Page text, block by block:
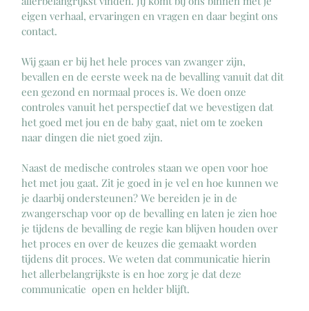
eigen verhaal, ervaringen en vragen en daar begint ons
contact.
Wij gaan er bij het hele proces van zwanger zijn,
bevallen en de eerste week na de bevalling vanuit dat dit
een gezond en normaal proces is. We doen onze
controles vanuit het perspectief dat we bevestigen dat
het goed met jou en de baby gaat, niet om te zoeken
naar dingen die niet goed zijn.
Naast de medische controles staan we open voor hoe
het met jou gaat. Zit je goed in je vel en hoe kunnen we
je daarbij ondersteunen? We bereiden je in de
zwangerschap voor op de bevalling en laten je zien hoe
je tijdens de bevalling de regie kan blijven houden over
het proces en over de keuzes die gemaakt worden
tijdens dit proces. We weten dat communicatie hierin
het allerbelangrijkste is en hoe zorg je dat deze
communicatie  open en helder blijft.